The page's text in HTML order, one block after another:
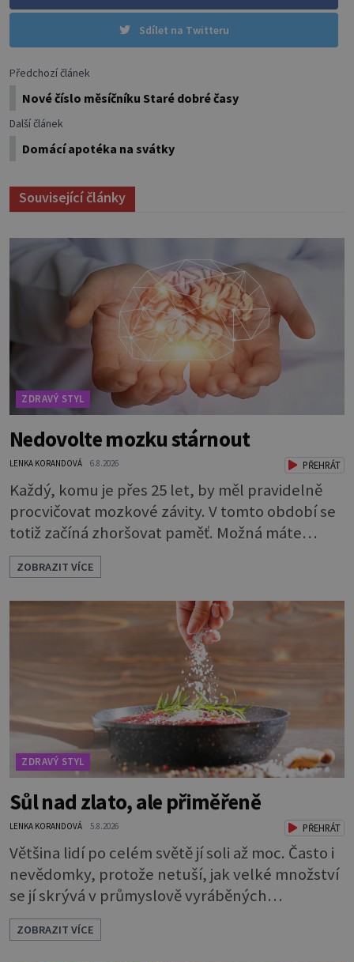
Sdílet na Twitteru
Předchozí článek
Nové číslo měsíčníku Staré dobré časy
Další článek
Domácí apotéka na svátky
Související články
ZDRAVÝ STYL
Nedovolte mozku stárnout
LENKA KORANDOVÁ 6.8.2026 PŘEHRÁT
Každý, komu je přes 25 let, by měl pravidelně
procvičovat mozkové závity. V tomto období se
totiž začíná zhoršovat paměť. Možná máte
problém vzpomenout si na jméno kolegy z
práce. Nebo marně v paměti lovíte název
knížky, kterou jste nedávno přečetli. Je to
opravdu tak, s věkem jako kdyby se paměť
Procvičujte mozkové závity. Není to nijak slož
ZOBRAZIT VÍCE
ZDRAVÝ STYL
Sůl nad zlato, ale přiměřeně
LENKA KORANDOVÁ 5.8.2026 PŘEHRÁT
Většina lidí po celém světě jí soli až moc. Často i
nevědomky, protože netuší, jak velké množství
se jí skrývá v průmyslově vyráběných
potravinách, dokonce i těch sladkých. Sůl je
zdravá Ale v ani ne třetinovém množství, než je
ZOBRAZIT VÍCE